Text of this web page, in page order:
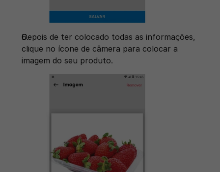
Depois de ter colocado todas as informações,
clique no ícone de câmera para colocar a
imagem do seu produto.